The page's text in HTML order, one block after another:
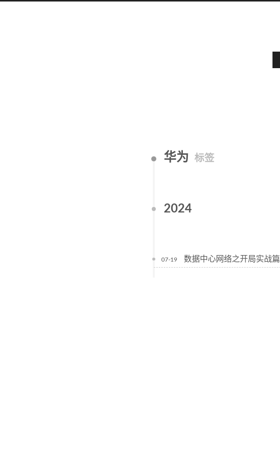
华为 标签
2024
07-19 数据中心网络之开局实战篇